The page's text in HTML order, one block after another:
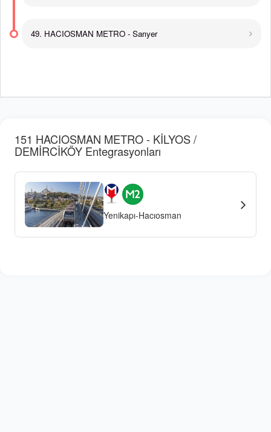
49. HACIOSMAN METRO - Sarıyer
151 HACIOSMAN METRO - KİLYOS /
DEMİRCİKÖY Entegrasyonları
Yenikapı-Hacıosman